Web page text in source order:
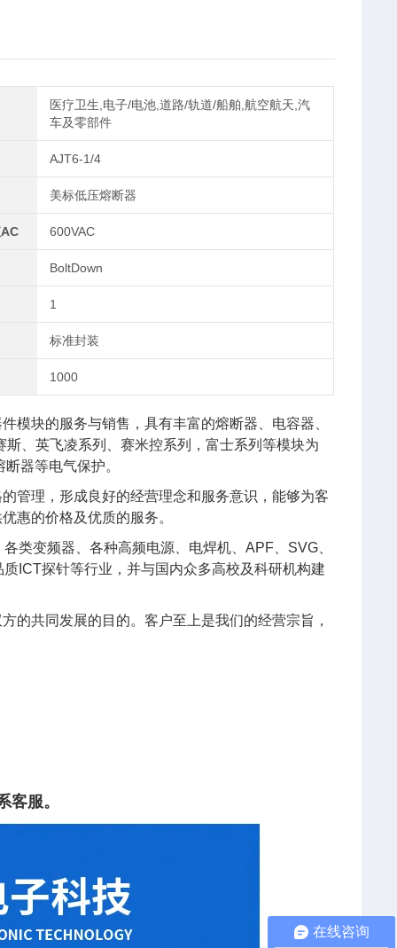
医疗卫生,电子/电池,道路/轨道/船舶,航空航天,汽
车及零部件
AJT6-1/4
美标低压熔断器
600VAC
BoltDown
1
标准封装
1000
模块的服务与销售，具有丰富的熔断器、电容器、
、英飞凌系列、赛米控系列，富士系列等模块为
器等电气保护。
管理，形成良好的经营理念和服务意识，能够为客
惠的价格及优质的服务。
类变频器、各种高频电源、电焊机、APF、SVG、
ICT探针等行业，并与国内众多高校及科研机构建
的共同发展的目的。客户至上是我们的经营宗旨，
客服。
在线咨询